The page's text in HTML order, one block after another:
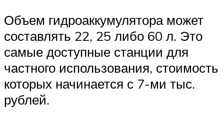
Объем гидроаккумулятора может
составлять 22, 25 либо 60 л. Это
самые доступные станции для
частного использования, стоимость
которых начинается с 7-ми тыс.
рублей.